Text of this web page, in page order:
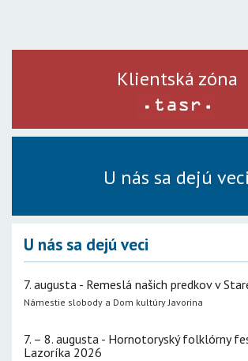
Klientská zóna
U nás sa dejú veci
U nás sa dejú veci
7. augusta - Remeslá našich predkov v
Námestie slobody a Dom kultúry Javorina
7. – 8. augusta - Hornotoryský folklórny
Lazoríka 2026